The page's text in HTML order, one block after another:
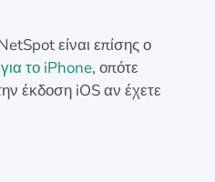
είναι επίσης ο
το iPhone, οπότε
έκδοση iOS αν έχετε